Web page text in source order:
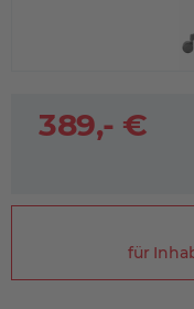
389,- €
für